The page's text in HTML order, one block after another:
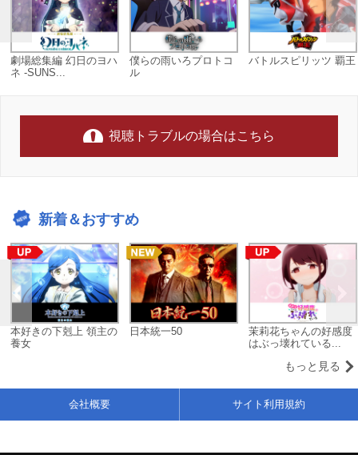
劇場総集編 幻日のヨハ
ネ -SUNS...
僕らの雨いろプロトコ
ル
バトルスピリッツ 覇王
視聴トラブルの場合はこちら
新着＆おすすめ
本好きの下剋上 領主の
養女
日本統一50
茉莉花ちゃんの好感度
はぶっ壊れている...
もっと見る
会社概要 サイト利用規約